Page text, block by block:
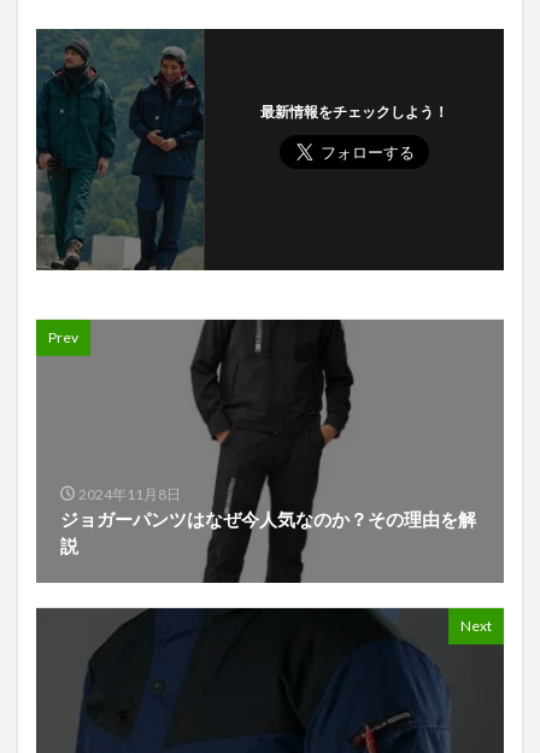
最新情報をチェックしよう！
Prev
2024年11月8日
ジョガーパンツはなぜ今人気なのか？その理由を解
説
Next